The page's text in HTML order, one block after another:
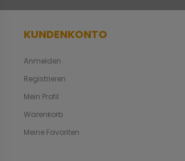
KUNDENKONTO
Anmelden
Registrieren
Mein Profil
Warenkorb
Meine Favoriten